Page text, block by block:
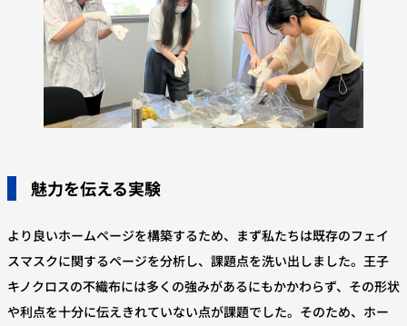
魅力を伝える実験
より良いホームページを構築するため、まず私たちは既存のフェイ
スマスクに関するページを分析し、課題点を洗い出しました。王子
キノクロスの不織布には多くの強みがあるにもかかわらず、その形状
や利点を十分に伝えきれていない点が課題でした。そのため、ホー